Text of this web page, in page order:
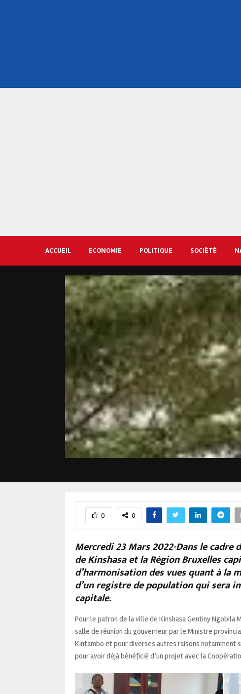
ACCUEIL ECONOMIE POLITIQUE SOCIÉTÉ
0 0
Mercredi 23 Mars 2022-Dans le cadre
de Kinshasa et la Région Bruxelles
d’harmonisation des vues quant à la
d’un registre de population qui sera
capitale.
Pour le patron de la ville de Kinshasa Gentiny
salle de réunion du gouverneur par le Ministre
Kintambo et pour diverses autres raisons notamment
pour avoir déjà bénéficié d’un projet avec la